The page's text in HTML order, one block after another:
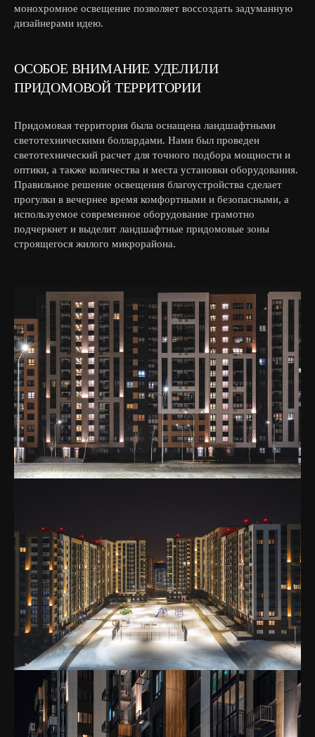
монохромное освещение позволяет воссоздать задуманную
дизайнерами идею.
ОСОБОЕ ВНИМАНИЕ УДЕЛИЛИ
ПРИДОМОВОЙ ТЕРРИТОРИИ
Придомовая территория была оснащена ландшафтными
светотехническими боллардами. Нами был проведен
светотехнический расчет для точного подбора мощности и
оптики, а также количества и места установки оборудования.
Правильное решение освещения благоустройства сделает
прогулки в вечернее время комфортными и безопасными, а
используемое современное оборудование грамотно
подчеркнет и выделит ландшафтные придомовые зоны
строящегося жилого микрорайона.